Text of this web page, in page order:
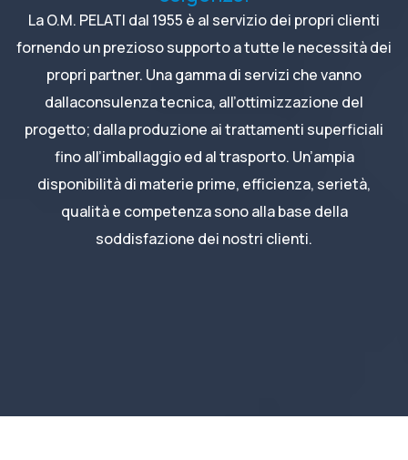
La O.M. PELATI dal 1955 è al servizio dei propri clienti
fornendo un prezioso supporto a tutte le necessità dei
propri partner. Una gamma di servizi che vanno
dallaconsulenza tecnica, all’ottimizzazione del
progetto; dalla produzione ai trattamenti superficiali
fino all’imballaggio ed al trasporto. Un’ampia
disponibilità di materie prime, efficienza, serietà,
qualità e competenza sono alla base della
soddisfazione dei nostri clienti.